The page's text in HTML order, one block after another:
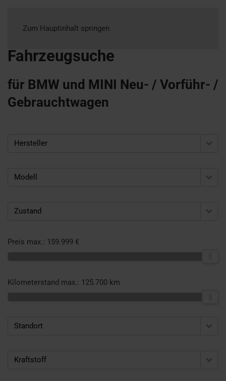
Zum Hauptinhalt springen
Fahrzeugsuche
für BMW und MINI Neu- / Vorführ- /
Gebrauchtwagen
Hersteller
Modell
Zustand
Preis max.: 159.999 €
Kilometerstand max.: 125.700 km
Standort
Kraftstoff